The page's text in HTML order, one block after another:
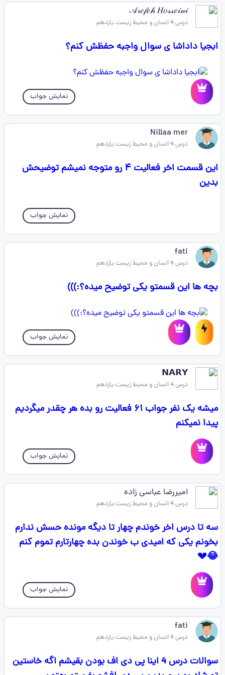
𝒜𝓇𝑒𝒻𝑒𝒽 𝐻𝑜𝓈𝓈𝑒𝒾𝓃𝒾
درس 4 انسان و محیط زیست یازدهم
ابجیا داداشا ی سوال واجبه حفظش کنم؟
نمایش جواب
Nillaa mer
درس 4 انسان و محیط زیست یازدهم
این قسمت اخر فعالیت ۴ رو متوجه نمیشم توضیحش
بدین
نمایش جواب
fati
درس 4 انسان و محیط زیست یازدهم
بچه ها این قسمتو یکی توضیح میده؟:)))
نمایش جواب
𝗡𝗔𝗥𝗬
درس 4 انسان و محیط زیست یازدهم
میشه یک نفر جواب ۶۱ فعالیت رو بده هر چقدر میگردیم
پیدا نمیکنم
نمایش جواب
امیررضا عباسی زاده
درس 4 انسان و محیط زیست یازدهم
سه تا درس اخر خوندم چهار تا دیگه مونده حسش ندارم
بخونم یکی که امیدی ب خوندن بده چهارتارم تموم کنم
😂💔
نمایش جواب
fati
درس 4 انسان و محیط زیست یازدهم
سوالات درس 4 اینا پی دی اف بودن بقیشم اگه خاستین